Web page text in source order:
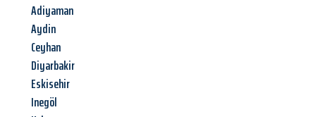
Adiyaman
Aydin
Ceyhan
Diyarbakir
Eskisehir
Inegöl